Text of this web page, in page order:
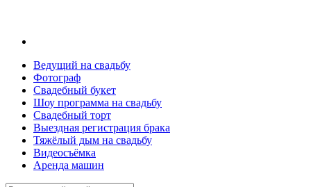
Ведущий на свадьбу
Фотограф
Свадебный букет
Шоу программа на свадьбу
Свадебный торт
Выездная регистрация брака
Тяжёлый дым на свадьбу
Видеосъёмка
Аренда машин